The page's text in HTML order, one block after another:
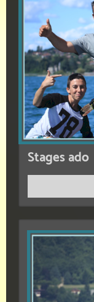
Stages ado